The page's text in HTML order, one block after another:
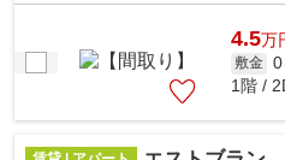
万円です。気になるイチオシ物件情報...
4.5万
敷金 0
1階 /